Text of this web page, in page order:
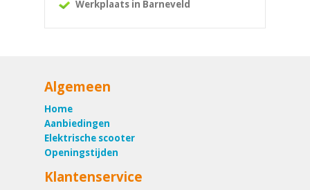
Werkplaats in Barneveld
Algemeen
Home
Aanbiedingen
Elektrische scooter
Openingstijden
Klantenservice